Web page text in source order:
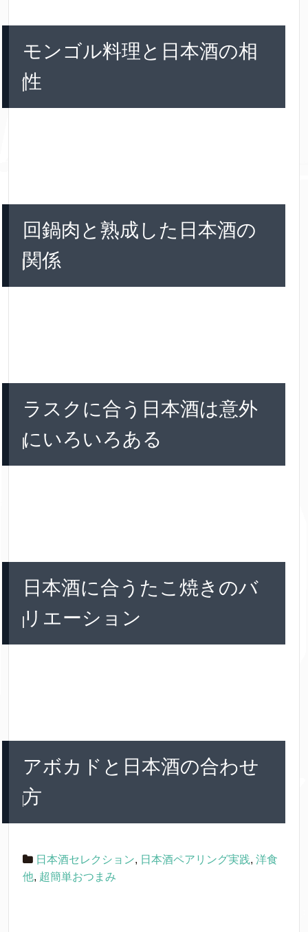
モンゴル料理と日本酒の相
性
回鍋肉と熟成した日本酒の
関係
ラスクに合う日本酒は意外
にいろいろある
日本酒に合うたこ焼きのバ
リエーション
アボカドと日本酒の合わせ
方
日本酒セレクション, 日本酒ペアリング実践, 洋食
他, 超簡単おつまみ